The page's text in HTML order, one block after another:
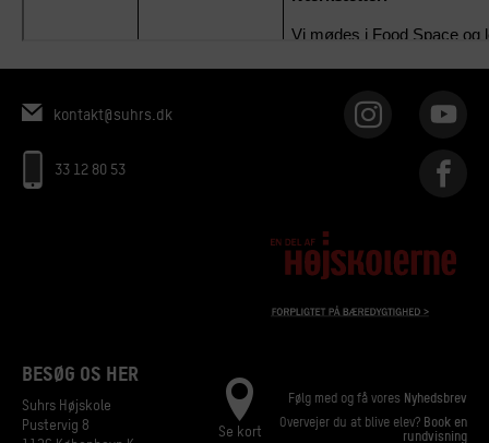
kontakt@suhrs.dk
33 12 80 53
BESØG OS HER
Suhrs Højskole
Pustervig 8
Se kort
Følg med og få vores Nyhedsbrev
Overvejer du at blive elev? Book en
rundvisning